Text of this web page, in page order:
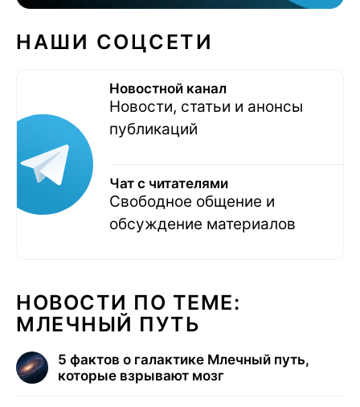
НАШИ СОЦСЕТИ
Новостной канал
Новости, статьи и анонсы
публикаций
Чат с читателями
Свободное общение и
обсуждение материалов
НОВОСТИ ПО ТЕМЕ:
МЛЕЧНЫЙ ПУТЬ
5 фактов о галактике Млечный путь,
которые взрывают мозг